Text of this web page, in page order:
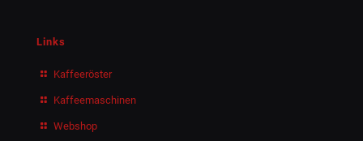
Links
Kaffeeröster
Kaffeemaschinen
Webshop